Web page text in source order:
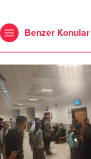
Benzer Konular